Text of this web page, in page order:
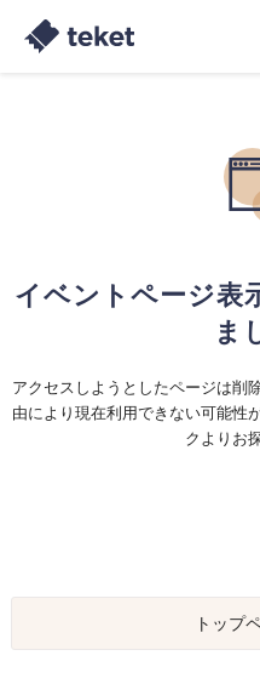
イベントページ表
ま
アクセスしようとしたページは削
由により現在利用できない可能性
クよりお
トップ